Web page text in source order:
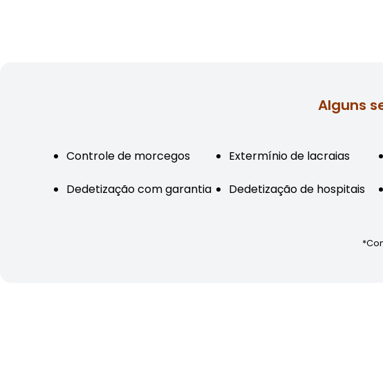
Alguns
Controle de morcegos Extermínio de lacraias
Dedetização com garantia Dedetização de hospitais